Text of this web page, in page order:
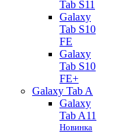
Tab S11
Galaxy
Tab S10
FE
Galaxy
Tab S10
FE+
Galaxy Tab A
Galaxy
Tab A11
Новинка